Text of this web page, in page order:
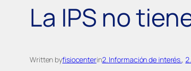
La IPS no
Written byfisiocenterin2. Información de interés.,